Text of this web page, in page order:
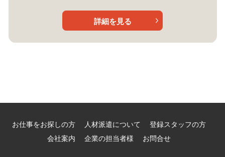
詳細を見る
お仕事をお探しの方 人材派遣について
登録スタッフの方
会社案内
企業の担当者様 お問合せ